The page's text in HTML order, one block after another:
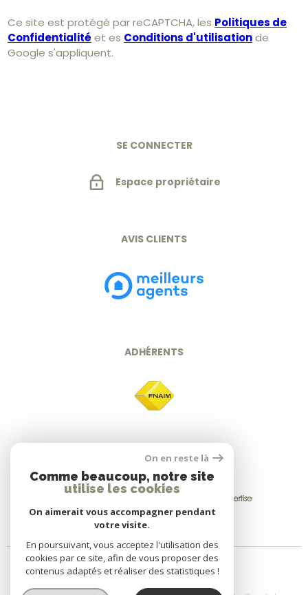
Ce site est protégé par reCAPTCHA, les Politiques de
Confidentialité et es Conditions d'utilisationde
Google s'appliquent.
SE CONNECTER
Espace propriétaire
AVIS CLIENTS
ADHÉRENTS
On en reste là
Comme beaucoup, notre site
utilise les cookies
On aimerait vous accompagner pendant
votre visite.
En poursuivant, vous acceptez l'utilisation des
cookies par ce site, afin de vous proposer des
contenus adaptés et réaliser des statistiques !